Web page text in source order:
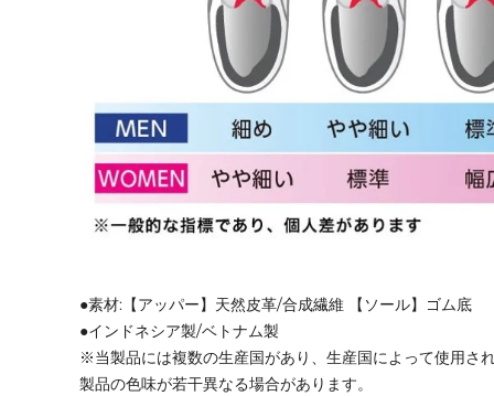
●素材:【アッパー】天然皮革/合成繊維 【ソール】ゴム底
●インドネシア製/ベトナム製
※当製品には複数の生産国があり、生産国によって使用さ
製品の色味が若干異なる場合があります。